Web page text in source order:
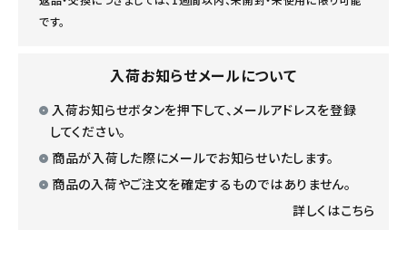
です。
入荷お知らせメールについて
入荷お知らせボタンを押下して、メールアドレスを登録
してください。
商品が入荷した際にメールでお知らせいたします。
商品の入荷やご注文を確定するものではありません。
詳しくはこちら